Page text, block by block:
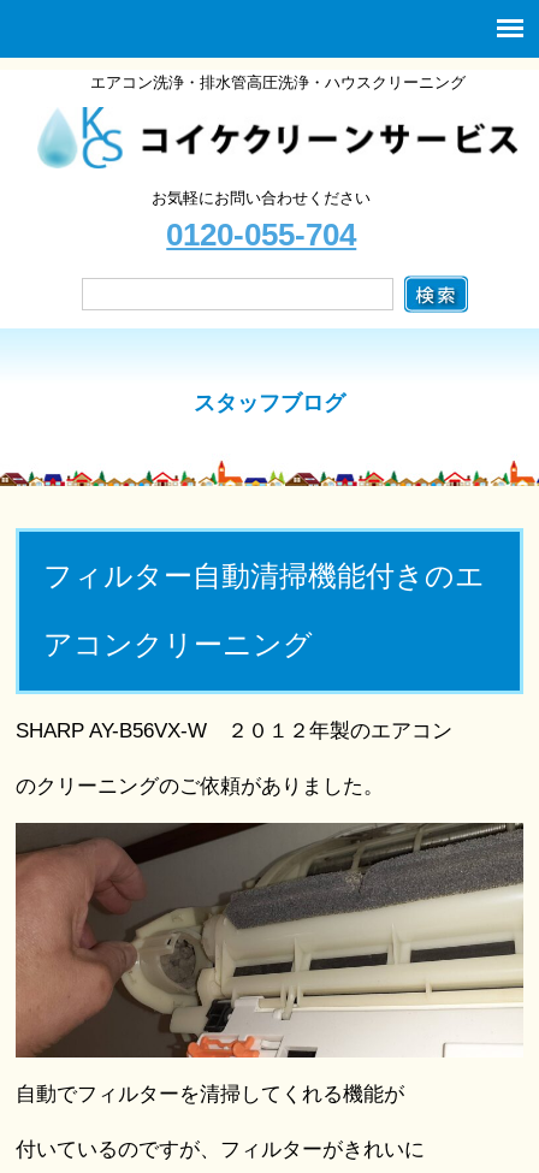
エアコン洗浄・排水管高圧洗浄・ハウスクリーニング
お気軽にお問い合わせください
0120-055-704
スタッフブログ
フィルター自動清掃機能付きのエ
アコンクリーニング
SHARP AY-B56VX-W ２０１２年製のエアコン
のクリーニングのご依頼がありました。
自動でフィルターを清掃してくれる機能が
付いているのですが、フィルターがきれいに